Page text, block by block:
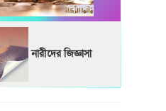
নারীদের জিজ্ঞাসা